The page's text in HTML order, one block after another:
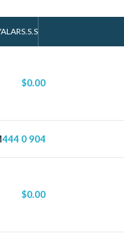
S.S.S
$0.00
444 0 904
$0.00